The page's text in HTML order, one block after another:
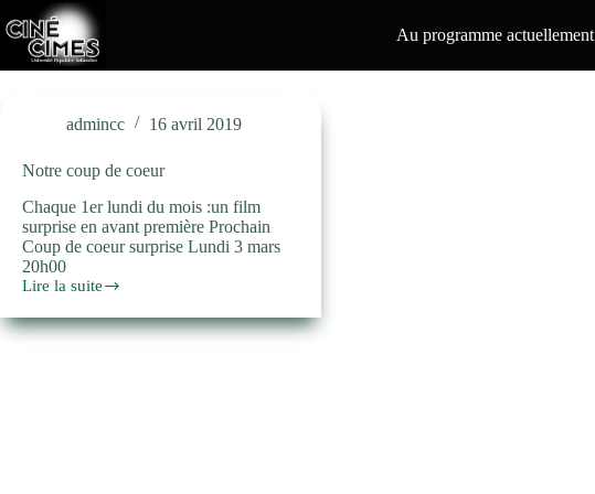
au
contenu
Au programme actuellement
admincc 16 avril 2019
Notre coup de coeur
Chaque 1er lundi du mois :un film
surprise en avant première Prochain
Coup de coeur surprise Lundi 3 mars
20h00
Lire la suite
Notre
de